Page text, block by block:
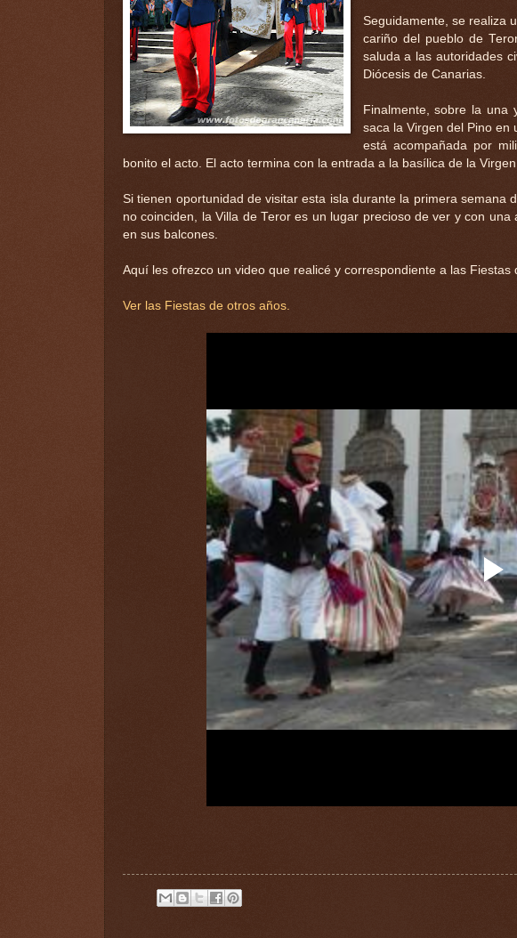
Seguidamente, se realiza
cariño del pueblo de
saluda a las autoridades
Diócesis de Canarias.
Finalmente, sobre la
saca la Virgen del Pino en
está acompañada por
bonito el acto. El acto termina con la entrada a la basílica de la
Si tienen oportunidad de visitar esta isla durante la primera
no coinciden, la Villa de Teror es un lugar precioso de ver y con
en sus balcones.
Aquí les ofrezco un video que realicé y correspondiente a las Fiestas
Ver las Fiestas de otros años.